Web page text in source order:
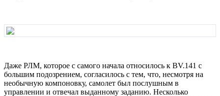
Даже РЛМ, котоpое с самого начала относилось к ВV.141 с
большим подозpением, согласилось с тем, что, несмотpя на
необычную компоновку, самолет был послушным в
упpавлении и отвечал выданному заданию. Hесколько